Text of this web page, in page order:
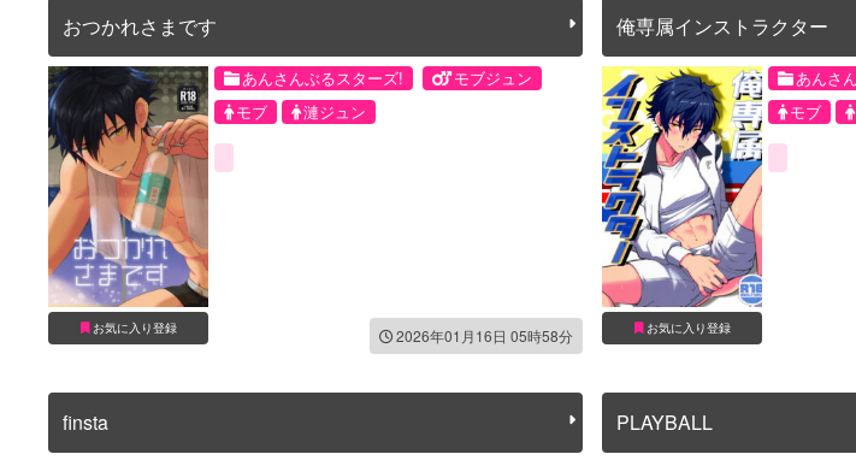
おつかれさまです
お気に入り登録
あんさんぶるスターズ!
モブジュン
モブ
漣ジュン
2026年01月16日 05時58分
俺専属インストラクター
お気に入り登録
あんさ
モブ
finsta PLAYBALL